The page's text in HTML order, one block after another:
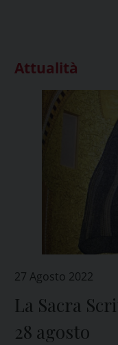
Attualità
27 Agosto 2022
La Sacra
28 agosto